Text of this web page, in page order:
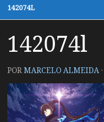
142074L
142074l
PORMARCELO ALMEIDA ·